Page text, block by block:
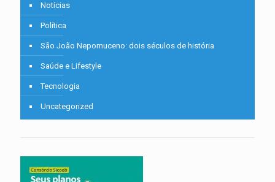
Notícias
Política
São João Nepomuceno: dois séculos de história
Saúde e Lifestyle
Tecnologia
Uncategorized